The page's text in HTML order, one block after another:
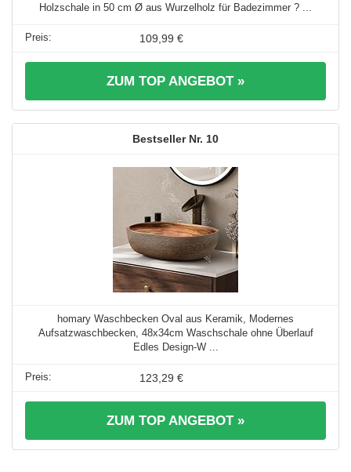
Holzschale in 50 cm Ø aus Wurzelholz für Badezimmer ? ...
109,99 €
ZUM TOP ANGEBOT »
10
homary Waschbecken Oval aus Keramik, Modernes
Aufsatzwaschbecken, 48x34cm Waschschale ohne Überlauf
Edles Design-W ...
123,29 €
ZUM TOP ANGEBOT »